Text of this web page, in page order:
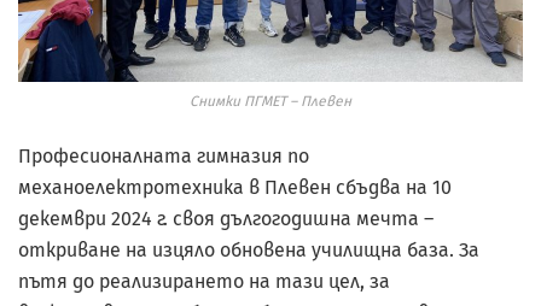
Снимки ПГМЕТ – Плевен
Професионалната гимназия по
механоелектротехника в Плевен сбъдва на 10
декември 2024 г. своя дългогодишна мечта –
откриване на изцяло обновена училищна база. За
пътя до реализирането на тази цел, за